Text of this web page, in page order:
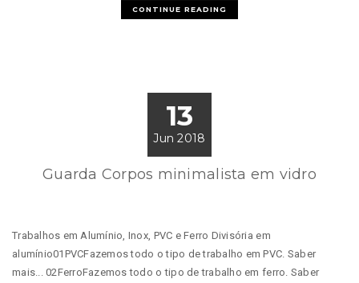
CONTINUE READING
13
Jun 2018
Guarda Corpos minimalista em vidro
Trabalhos em Alumínio, Inox, PVC e Ferro Divisória em
alumínio01PVCFazemos todo o tipo de trabalho em PVC. Saber
mais... 02FerroFazemos todo o tipo de trabalho em ferro. Saber